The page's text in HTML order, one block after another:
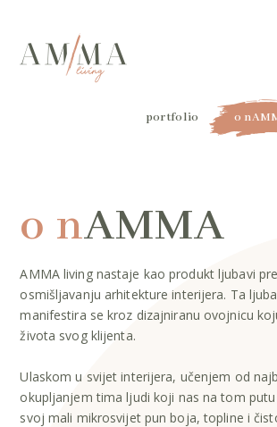
portfolio o n
o nAMMA
AMMA living nastaje kao produkt ljubavi
osmišljavanju arhitekture interijera. Ta
manifestira se kroz dizajniranu ovojnicu
života svog klijenta.
Ulaskom u svijet interijera, učenjem od
okupljanjem tima ljudi koji nas na tom
svoj mali mikrosvijet pun boja, topline i